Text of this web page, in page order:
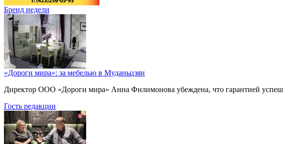
Бренд недели
«Дороги мира»: за мебелью в Муданьцзян
Директор ООО «Дороги мира» Анна Филимонова убеждена, что гарантией
Гость редакции